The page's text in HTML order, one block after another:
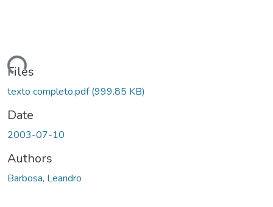
Files
texto completo.pdf(999.85 KB)
Date
2003-07-10
Authors
Barbosa, Leandro